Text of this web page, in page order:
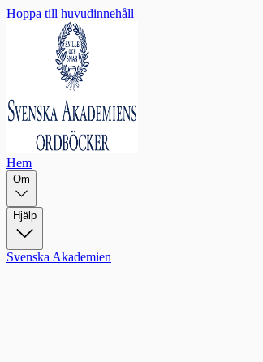
Hoppa till huvudinnehåll
Hem
Om
Hjälp
Svenska Akademien